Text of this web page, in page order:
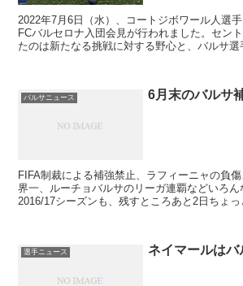
2022年7月6日（水）、コートジボワール人選
FCバルセロナ入団会見が行われました。セン
たのは新たなる挑戦に対する野心と、バルサ
りと満足感。母国の英雄であるヤヤ・トゥレの
約解除金は5億ユーロとなっています。
バルサニュース 6月末のバルサ
FIFA制裁による補強禁止、ラフィーニャの負
界一、ルーチョバルサのリーガ連覇などいろ
2016/17シーズンも、残すところあと2日ちょっ
います。いつもであれば、年度が変わるからと
月1日より順次明らかにされ、2016/17シーズン
ていきます。
選手ニュース ネイマールはバ